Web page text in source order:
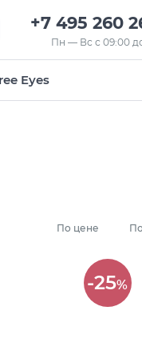
Оправа
OVO 4011
+7 495 260
Пн — Вс с 09:00
Eyes
По цене
-25%